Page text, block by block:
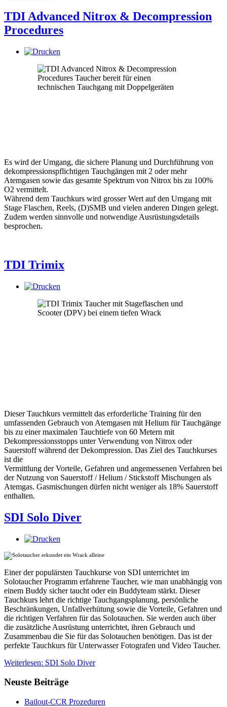
TDI Advanced Nitrox & Decompression
Procedures
Es wird der Umgang, die sichere Planung und Durchführung von
dekompressionspflichtigen Tauchgängen mit 2 oder mehr
Atemgasen sowie das gesamte Spektrum von Nitrox bis zu 100%
O2 vermittelt.
Während dem Tauchkurs wird grosser Wert auf den Umgang mit
Stage Flaschen, Reels, (D)SMB und vielen anderen Dingen gelegt.
Zudem werden sinnvolle und notwendige Ausrüstungsdetails
besprochen.
TDI Trimix
Dieser Tauchkurs vermittelt das erforderliche Training für den
umfassenden Gebrauch von Atemgasen mit Helium für Tauchgänge
bis zu einer maximalen Tauchtiefe von 60 Metern mit
Dekompressionsstopps unter Verwendung von Nitrox oder
Sauerstoff während der Dekompression. Das Ziel des Tauchkurses
ist die
Vermittlung der Vorteile, Gefahren und angemessenen Verfahren bei
der Nutzung von Sauerstoff / Helium / Stickstoff Mischungen als
Atemgas. Gasmischungen dürfen nicht weniger als 18% Sauerstoff
enthalten.
SDI Solo Diver
Einer der populärsten Tauchkurse von SDI unterrichtet im
Solotaucher Programm erfahrene Taucher, wie man unabhängig von
einem Buddy sicher taucht oder ein Buddyteam stärkt. Dieser
Tauchkurs lehrt die richtige Tauchgangsplanung, persönliche
Beschränkungen, Unfallverhütung sowie die Vorteile, Gefahren und
die richtigen Verfahren für das Solotauchen. Sie werden auch über
die zusätzliche Ausrüstung unterrichtet, ihren Gebrauch und
Zusammenbau die Sie für das Solotauchen benötigen. Das ist der
perfekte Tauchkurs für Unterwasser Fotografen und Video Taucher.
Weiterlesen: SDI Solo Diver
Neuste Beiträge
Bailout-CCR Prozeduren